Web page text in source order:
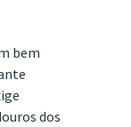
bem
dos